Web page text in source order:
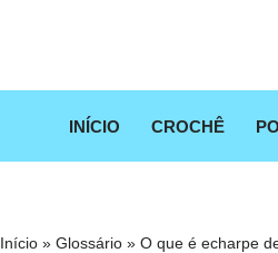
INÍCIO CROCHÊ
Início »Glossário »O que é echarpe